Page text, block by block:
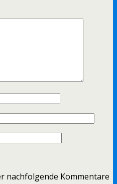
nachfolgende Kommentare